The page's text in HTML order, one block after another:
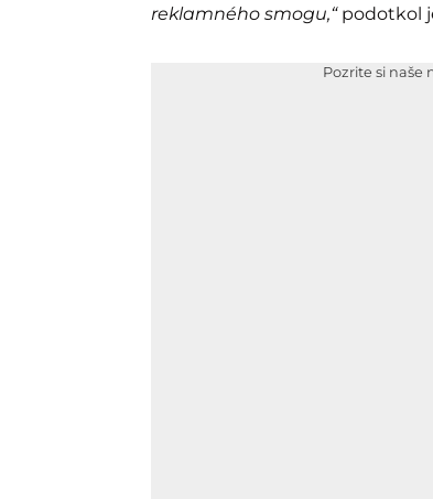
reklamného smogu,“podotkol
Pozrite si naše